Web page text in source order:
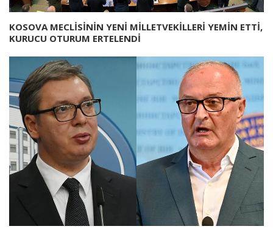
KOSOVA MECLİSİNİN YENİ MİLLETVEKİLLERİ YEMİN ETTİ,
KURUCU OTURUM ERTELENDİ